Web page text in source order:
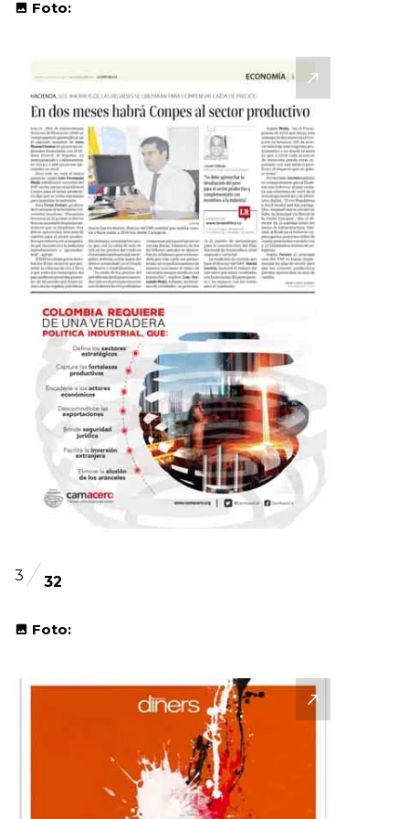
Foto:
3 32
Foto: